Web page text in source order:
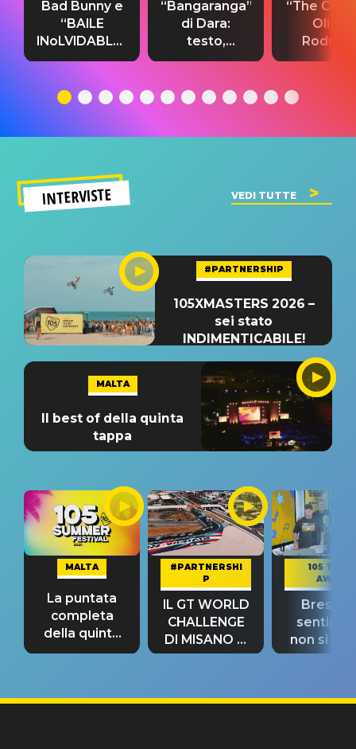
Bad Bunny e
“BAILE
INoLVIDABLE”:
testo,
significato
“Bangaranga”
di Dara:
testo,
traduzione e
del singolo
“The
Olivia
testo,
INTERVISTE VEDI TUTTE
#PARTNERSHIP
105XMASTERS 2026 –
sei stato
INDIMENTICABILE!
MALTA
Il best of della quinta
tappa
MALTA
La puntata
completa
della quinta
tappa
#PARTNERSHI
P
IL GT WORLD
CHALLENGE
DI MISANO si
riconferma
105 TAKE
AWAY
Bresh:
non si
fino alla